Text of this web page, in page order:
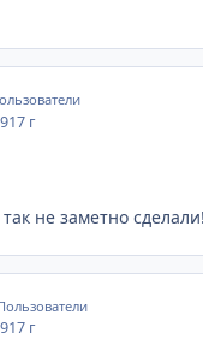
17 г
не заметно сделали!
17 г